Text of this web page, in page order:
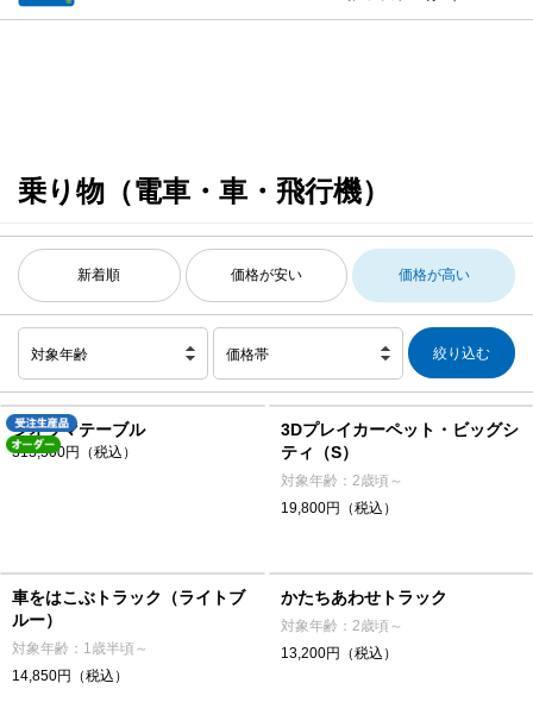
乗り物（電車・車・飛行機）
新着順 価格が安い 価格が高い
対象年齢 価格帯
ジオラマテーブル
313,500円（税込）
3Dプレイカーペット・ビッグシ
ティ（S）
対象年齢：2歳頃～
19,800円（税込）
車をはこぶトラック（ライトブ
ルー）
対象年齢：1歳半頃～
14,850円（税込）
かたちあわせトラック
対象年齢：2歳頃～
13,200円（税込）